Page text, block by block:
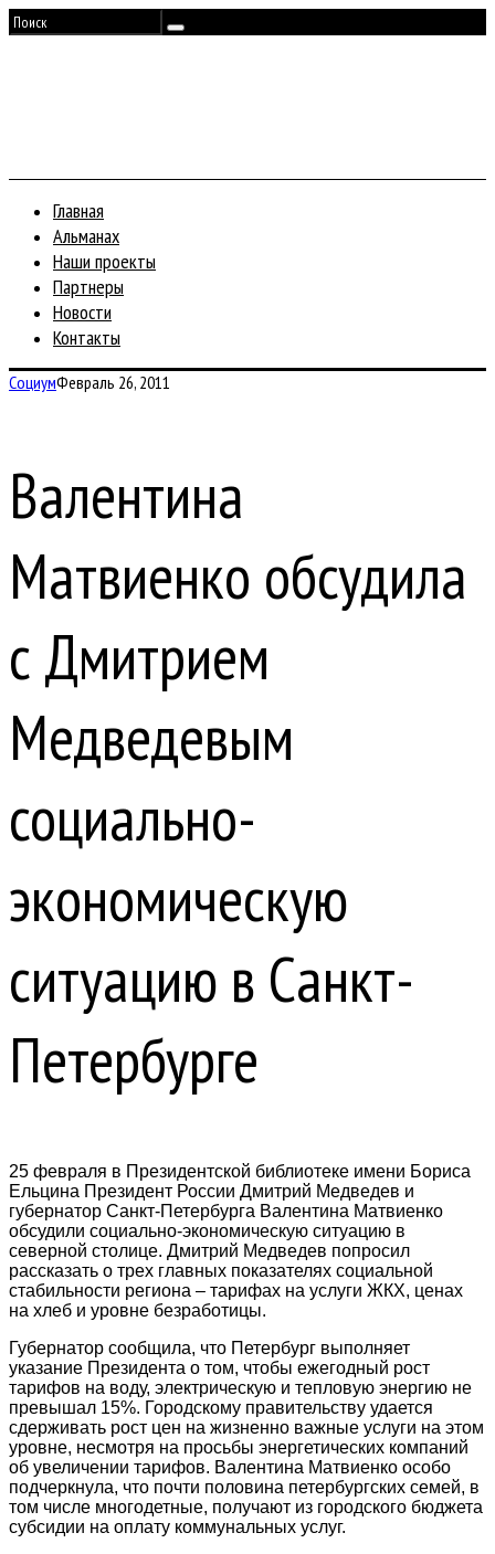
Главная
Альманах
Наши проекты
Партнеры
Новости
Контакты
СоциумФевраль 26, 2011
Валентина
Матвиенко обсудила
с Дмитрием
Медведевым
социально-
экономическую
ситуацию в Санкт-
Петербурге
25 февраля в Президентской библиотеке имени Бориса
Ельцина Президент России Дмитрий Медведев и
губернатор Санкт-Петербурга Валентина Матвиенко
обсудили социально-экономическую ситуацию в
северной столице. Дмитрий Медведев попросил
рассказать о трех главных показателях социальной
стабильности региона – тарифах на услуги ЖКХ, ценах
на хлеб и уровне безработицы.
Губернатор сообщила, что Петербург выполняет
указание Президента о том, чтобы ежегодный рост
тарифов на воду, электрическую и тепловую энергию не
превышал 15%. Городскому правительству удается
сдерживать рост цен на жизненно важные услуги на этом
уровне, несмотря на просьбы энергетических компаний
об увеличении тарифов. Валентина Матвиенко особо
подчеркнула, что почти половина петербургских семей, в
том числе многодетные, получают из городского бюджета
субсидии на оплату коммунальных услуг.